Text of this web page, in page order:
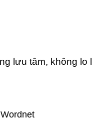
lưu tâm, không lo